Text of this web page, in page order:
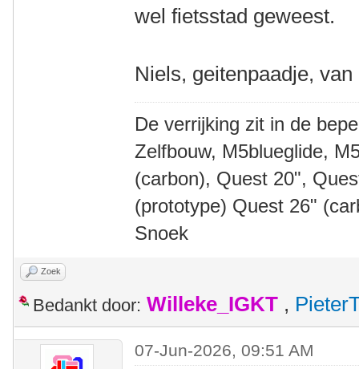
wel fietsstad geweest.
Niels, geitenpaadje,
De verrijking zit in de
Zelfbouw, M5blueglide,
(carbon), Quest 20",
(prototype) Quest 26"
Snoek
Zoek
Bedankt door: Willeke_IGKT ,
07-Jun-2026, 09:51 AM